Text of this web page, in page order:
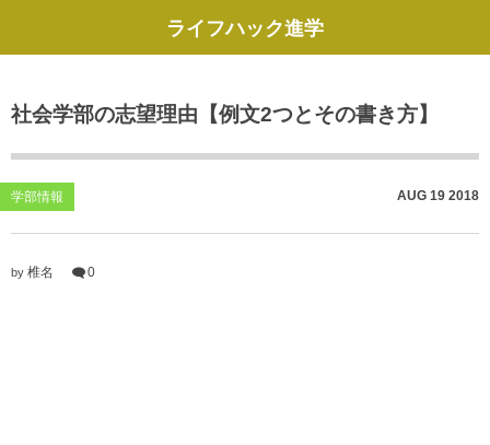
ライフハック進学
社会学部の志望理由【例文2つとその書き方】
学部情報 AUG 19 2018
by 椎名 0